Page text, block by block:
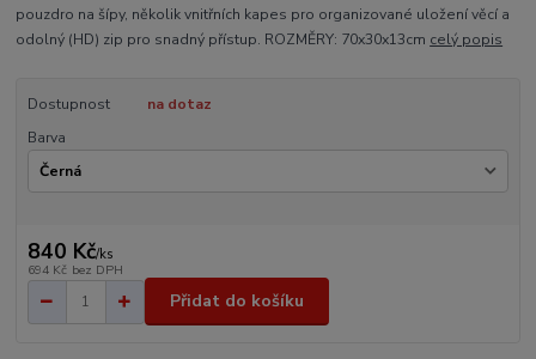
pouzdro na šípy, několik vnitřních kapes pro organizované uložení věcí a
odolný (HD) zip pro snadný přístup. ROZMĚRY: 70x30x13cm celý popis
Dostupnost
na dotaz
Barva
840 Kč/ks
694 Kč bez DPH
Přidat do košíku